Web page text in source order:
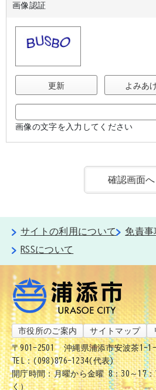
画像認証
更新 よみあ
画像の文字を入力してください
サイトの利用について 免責事
RSSについて
市役所のご案内 サイトマップ
〒901-2501
沖縄県浦添市安波茶1-
TEL：(098)876-1234(代表)
開庁時間：月曜から金曜 8：30～17
く）